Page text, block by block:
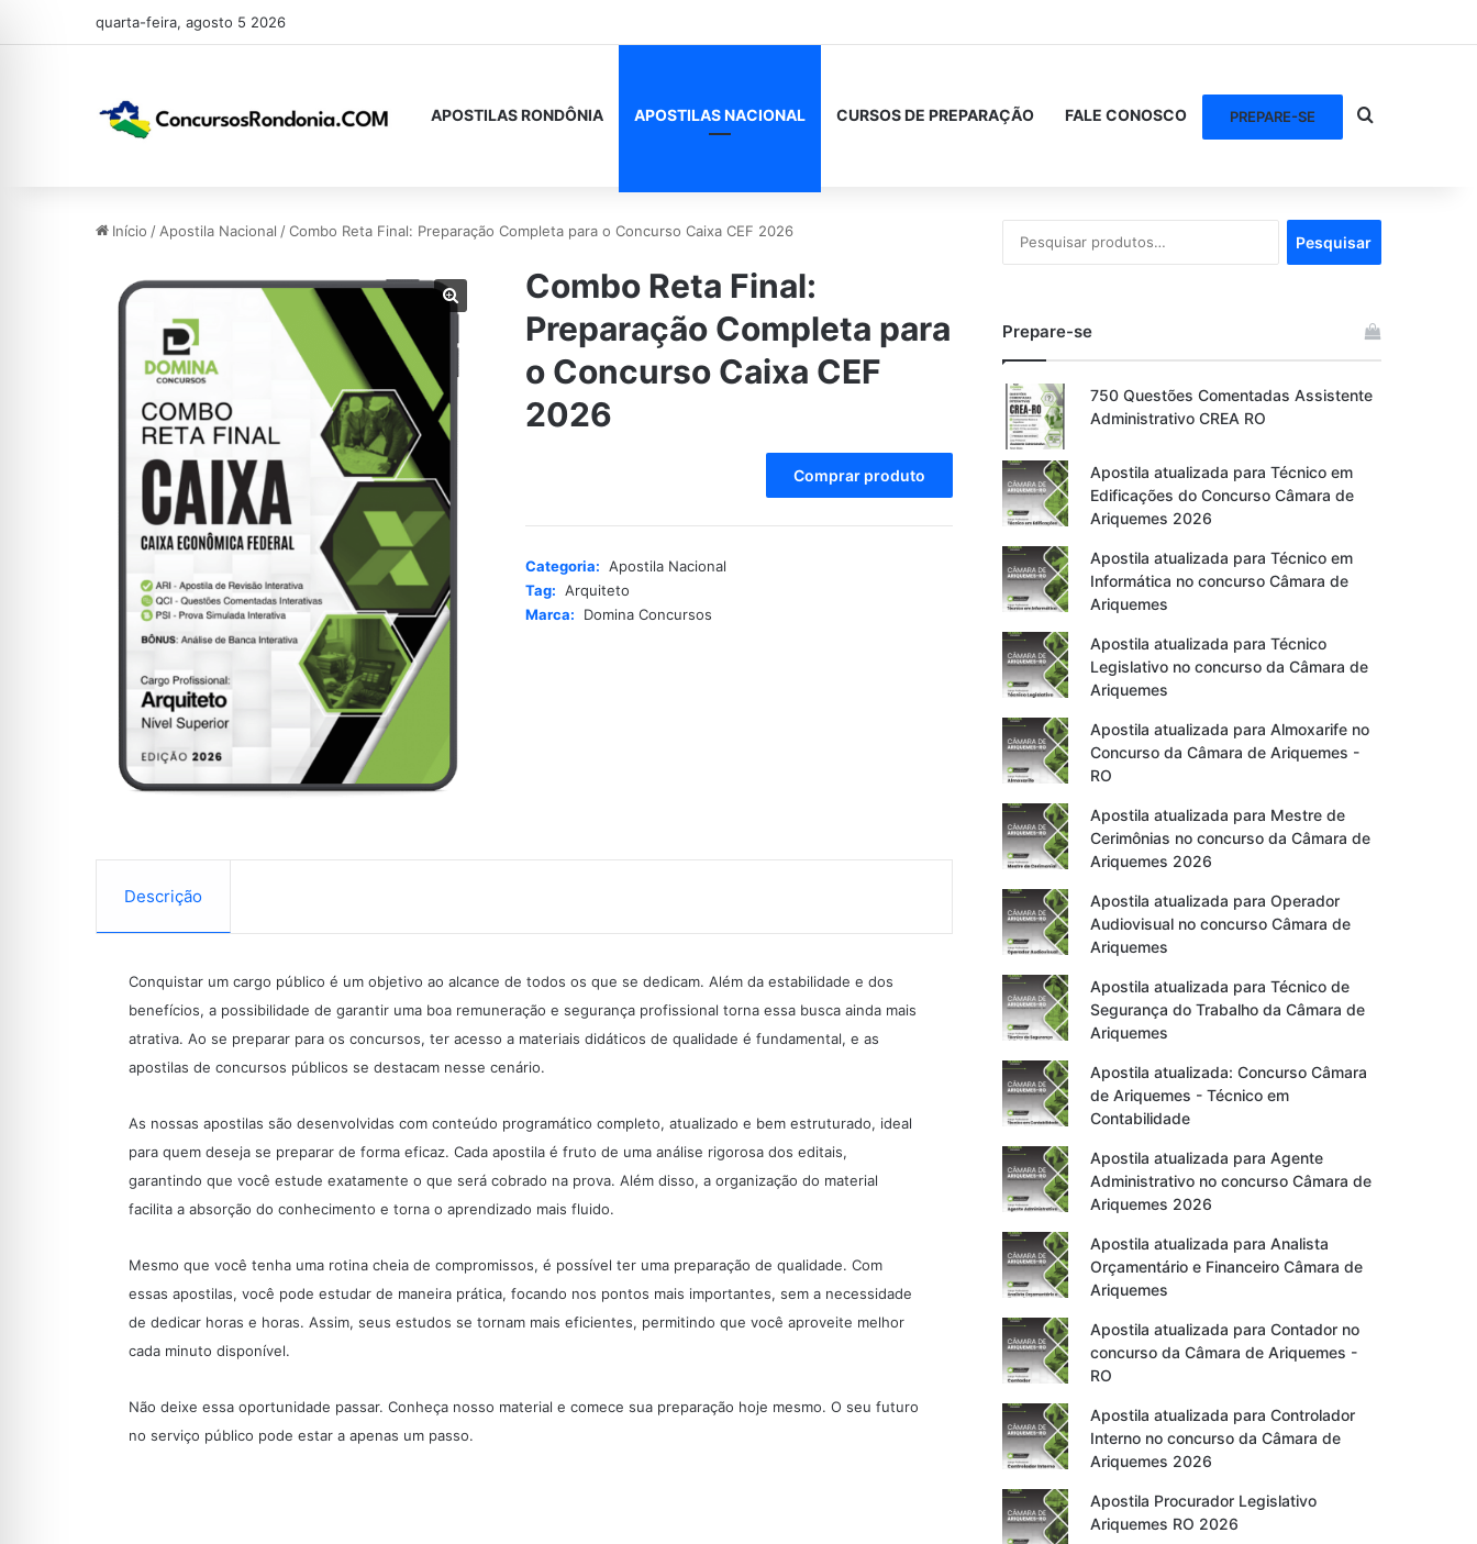
quarta-feira, agosto 5 2026
APOSTILAS RONDÔNIA APOSTILAS NACIONAL CURSOS DE PREPARAÇÃO FALE CONOSCO PREPARE-SE Procurar por
Início / Apostila Nacional /Combo Reta Final: Preparação Completa para o Concurso Caixa CEF 2026
Combo Reta Final:
Preparação Completa para
o Concurso Caixa CEF
2026
Comprar produto
t
Categoria: Apostila Nacional
Tag: Arquiteto
Marca:
Domina Concursos
Descrição
Conquistar um cargo público é um objetivo ao alcance de todos os que se dedicam. Além da estabilidade e dos
benefícios, a possibilidade de garantir uma boa remuneração e segurança profissional torna essa busca ainda mais
atrativa. Ao se preparar para os concursos, ter acesso a materiais didáticos de qualidade é fundamental, e as
apostilas de concursos públicos se destacam nesse cenário.
As nossas apostilas são desenvolvidas com conteúdo programático completo, atualizado e bem estruturado, ideal
para quem deseja se preparar de forma eficaz. Cada apostila é fruto de uma análise rigorosa dos editais,
garantindo que você estude exatamente o que será cobrado na prova. Além disso, a organização do material
facilita a absorção do conhecimento e torna o aprendizado mais fluido.
Mesmo que você tenha uma rotina cheia de compromissos, é possível ter uma preparação de qualidade. Com
essas apostilas, você pode estudar de maneira prática, focando nos pontos mais importantes, sem a necessidade
de dedicar horas e horas. Assim, seus estudos se tornam mais eficientes, permitindo que você aproveite melhor
cada minuto disponível.
Não deixe essa oportunidade passar. Conheça nosso material e comece sua preparação hoje mesmo. O seu futuro
no serviço público pode estar a apenas um passo.
por:
Pesquisar
Prepare-se
750 Questões Comentadas Assistente
Administrativo CREA RO
Apostila atualizada para Técnico em
Edificações do Concurso Câmara de
Ariquemes 2026
Apostila atualizada para Técnico em
Informática no concurso Câmara de
Ariquemes
Apostila atualizada para Técnico
Legislativo no concurso da Câmara de
Ariquemes
Apostila atualizada para Almoxarife no
Concurso da Câmara de Ariquemes -
RO
Apostila atualizada para Mestre de
Cerimônias no concurso da Câmara de
Ariquemes 2026
Apostila atualizada para Operador
Audiovisual no concurso Câmara de
Ariquemes
Apostila atualizada para Técnico de
Segurança do Trabalho da Câmara de
Ariquemes
Apostila atualizada: Concurso Câmara
de Ariquemes - Técnico em
Contabilidade
Apostila atualizada para Agente
Administrativo no concurso Câmara de
Ariquemes 2026
Apostila atualizada para Analista
Orçamentário e Financeiro Câmara de
Ariquemes
Apostila atualizada para Contador no
concurso da Câmara de Ariquemes -
RO
Apostila atualizada para Controlador
Interno no concurso da Câmara de
Ariquemes 2026
Apostila Procurador Legislativo
Ariquemes RO 2026